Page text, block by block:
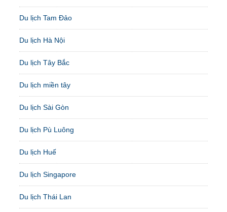
Du lịch Tam Đảo
Du lịch Hà Nội
Du lịch Tây Bắc
Du lịch miền tây
Du lịch Sài Gòn
Du lịch Pù Luông
Du lịch Huế
Du lịch Singapore
Du lịch Thái Lan